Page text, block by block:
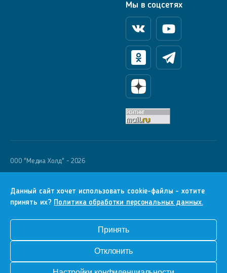
Мы в соцсетях
ВконтактеYoutube
ОдноклассникиТелеграм
Яндекс Дзен
OOO "Медиа Холд" - 2026
16+
Информация для правообладателей
Условия
Конфиденциальность
Данный сайт хочет использовать cookie-файлы - хотите
принять их? Политика обработки персональных данных.
Принять
Отклонить